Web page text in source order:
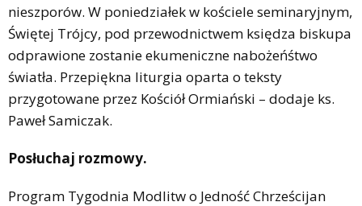
nieszporów. W poniedziałek w kościele seminaryjnym,
Świętej Trójcy, pod przewodnictwem księdza biskupa
odprawione zostanie ekumeniczne nabożeńśtwo
światła. Przepiękna liturgia oparta o teksty
przygotowane przez Kościół Ormiański – dodaje ks.
Paweł Samiczak.
Posłuchaj rozmowy.
Program Tygodnia Modlitw o Jedność Chrześcijan